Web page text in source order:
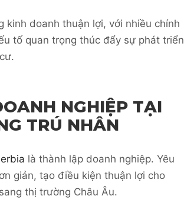
kinh doanh thuận lợi, với nhiều chính
tố quan trọng thúc đẩy sự phát triển
NGHIỆP TẠI
TRÚ NHÂN
là thành lập doanh nghiệp. Yêu
giản, tạo điều kiện thuận lợi cho
thị trường Châu Âu.